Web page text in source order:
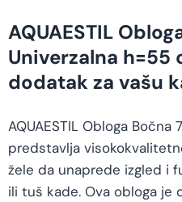
AQUAESTIL
Univerzalna h=55
dodatak za vašu
AQUAESTIL Obloga
predstavlja
žele da unaprede izgled i
ili tuš kade. Ova obloga je